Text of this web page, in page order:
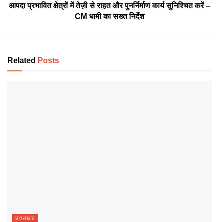
आपदा प्रभावित क्षेत्रों में तेज़ी से राहत और पुनर्निर्माण कार्य सुनिश्चित करें –
CM धामी का सख्त निर्देश
Related Posts
उत्तराखंड